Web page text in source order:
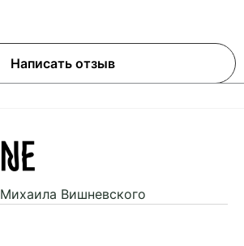
Написать отзыв
Михаила Вишневского